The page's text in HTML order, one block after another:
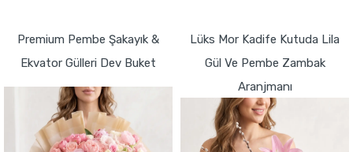
Premium Pembe Şakayık &
Ekvator Gülleri Dev Buket
Lüks Mor Kadife Kutuda Lila
Gül Ve Pembe Zambak
Aranjmanı